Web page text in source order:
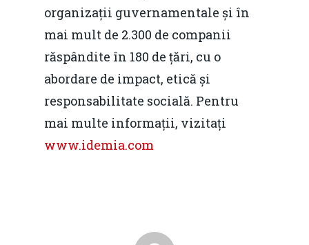
organizații guvernamentale și în
mai mult de 2.300 de companii
răspândite în 180 de țări, cu o
abordare de impact, etică și
responsabilitate socială. Pentru
mai multe informații, vizitați
www.idemia.com